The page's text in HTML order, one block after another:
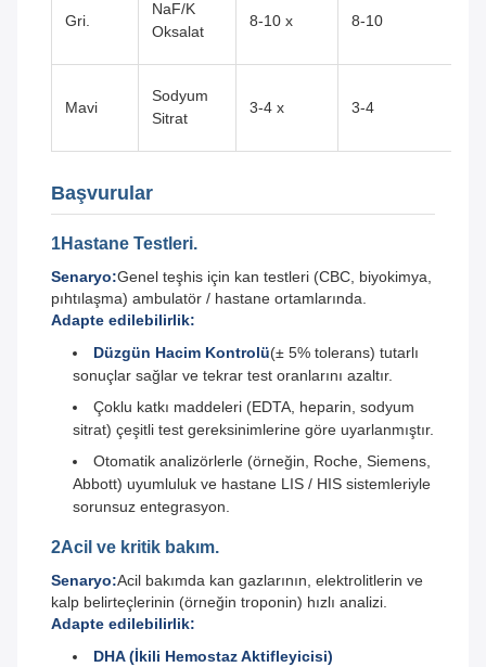
Gri.
NaF/K
Oksalat
8-10 x 8-10
Mavi
Sodyum
Sitrat
3-4 x 3-4
Başvurular
1Hastane Testleri.
Senaryo:Genel teşhis için kan testleri (CBC, biyokimya,
pıhtılaşma) ambulatör / hastane ortamlarında.
Adapte edilebilirlik:
Düzgün Hacim Kontrolü(± 5% tolerans) tutarlı
sonuçlar sağlar ve tekrar test oranlarını azaltır.
Çoklu katkı maddeleri (EDTA, heparin, sodyum
sitrat) çeşitli test gereksinimlerine göre uyarlanmıştır.
Otomatik analizörlerle (örneğin, Roche, Siemens,
Abbott) uyumluluk ve hastane LIS / HIS sistemleriyle
sorunsuz entegrasyon.
2Acil ve kritik bakım.
Senaryo:Acil bakımda kan gazlarının, elektrolitlerin ve
kalp belirteçlerinin (örneğin troponin) hızlı analizi.
Adapte edilebilirlik:
DHA (İkili Hemostaz Aktifleyicisi)